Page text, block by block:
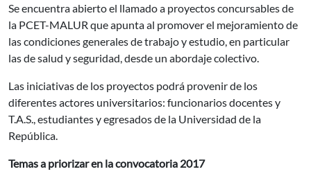
Se encuentra abierto el llamado a proyectos concursables de
la PCET-MALUR que apunta al promover el mejoramiento de
las condiciones generales de trabajo y estudio, en particular
las de salud y seguridad, desde un abordaje colectivo.
Las iniciativas de los proyectos podrá provenir de los
diferentes actores universitarios: funcionarios docentes y
T.A.S., estudiantes y egresados de la Universidad de la
República.
Temas a priorizar en la convocatoria 2017